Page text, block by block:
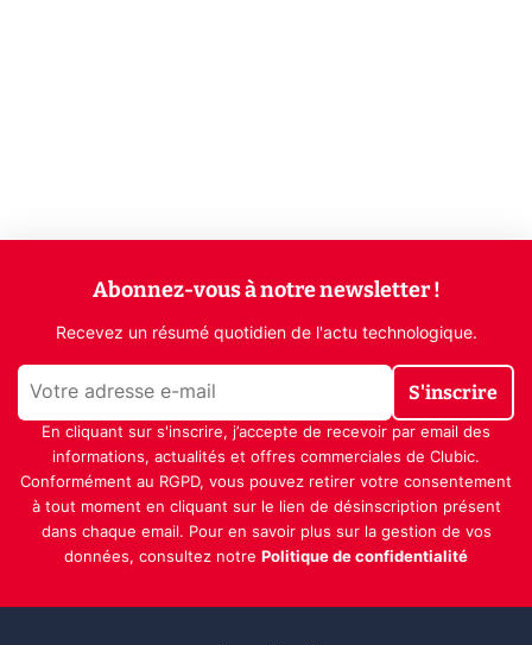
Abonnez-vous à notre newsletter !
Recevez un résumé quotidien de l'actu technologique.
S'inscrire
En cliquant sur s'inscrire, j’accepte de recevoir par email des
informations, actualités et offres commerciales de Clubic.
Conformément au RGPD, vous pouvez retirer votre consentement
à tout moment en cliquant sur le lien de désinscription présent
dans chaque email. Pour en savoir plus sur la gestion de vos
données, consultez notre Politique de confidentialité